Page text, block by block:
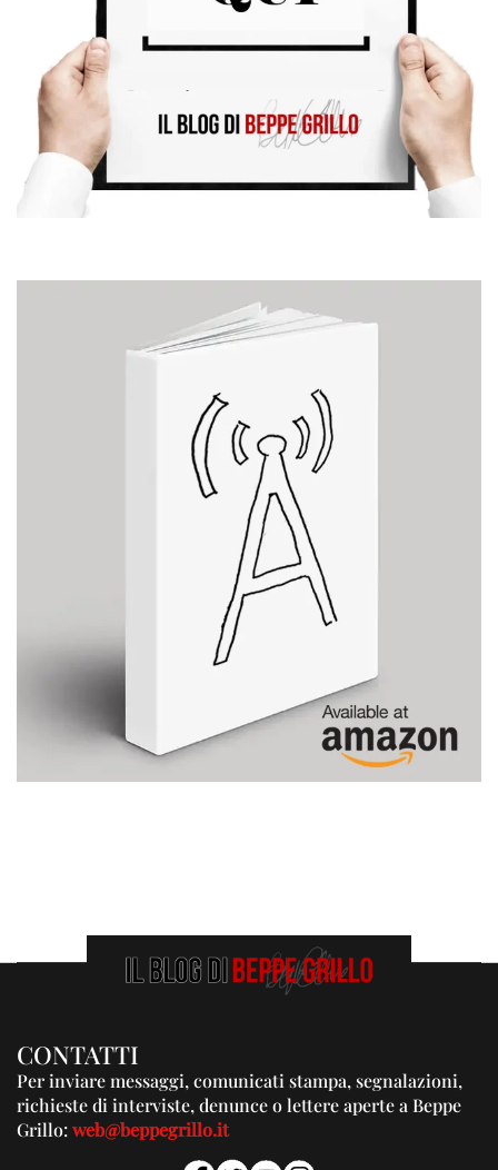
CONTATTI
Per inviare messaggi, comunicati stampa, segnalazioni,
richieste di interviste, denunce o lettere aperte a Beppe
Grillo:web@beppegrillo.it